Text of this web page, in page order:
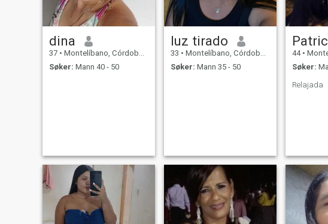
dina
37 • Montelíbano, Córdoba, Colombia
Søker: Mann 40 - 50
luz tirado
33 • Montelíbano, Córdoba, Colombia
Søker: Mann 35 - 50
44 •
Søker:
Relajada